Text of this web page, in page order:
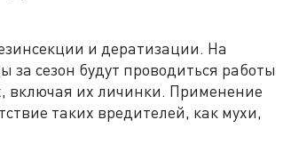
и дератизации. На
сезон будут проводиться работы
включая их личинки. Применение
таких вредителей, как мухи,